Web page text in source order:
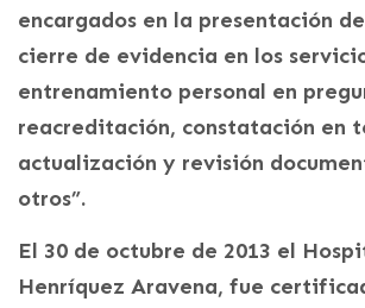
encargados en la presentación
cierre de evidencia en los
entrenamiento personal en
reacreditación, constatación en
actualización y revisión
otros”.
El 30 de octubre de 2013 el
Henríquez Aravena, fue